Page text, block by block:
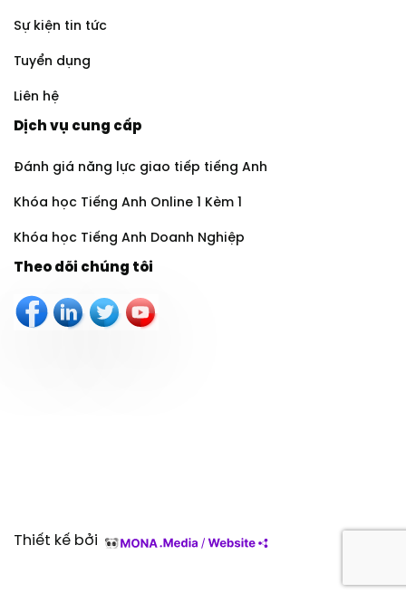
Sự kiện tin tức
Tuyển dụng
Liên hệ
Dịch vụ cung cấp
Đánh giá năng lực giao tiếp tiếng Anh
Khóa học Tiếng Anh Online 1 Kèm 1
Khóa học Tiếng Anh Doanh Nghiệp
Theo dõi chúng tôi
Thiết kế bởi